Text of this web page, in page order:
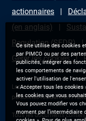
actionnaires
(en anglais)
Regulation (SFDR)
Gérer les cookies
Les informations fournies
personnes résidant en
Tous les documents
Ce site utilise des cookies
par PIMCO ou par des
publicités, intégrer des
les comportements de
activer l'utilisation de
« Accepter tous les cookies
les cookies que vous
Vous pouvez modifier vos
moment par l’intermédiaire